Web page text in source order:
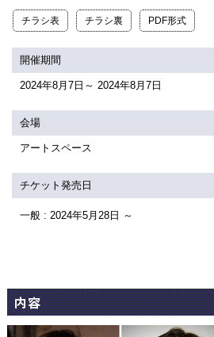
アクセシビリティ/
サービス
座席表 月
プラットニュース
チラシ表 チラシ裏 PDF形式
開催期間
2024年8月7日～ 2024年8月7日
会場
アートスペース
チケット発売日
一般 : 2024年5月28日 ～
内容
関連団体・施設